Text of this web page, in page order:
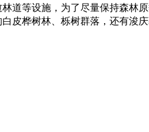
道等设施，为了尽量保持森林
皮桦树林、栎树群落，还有浚